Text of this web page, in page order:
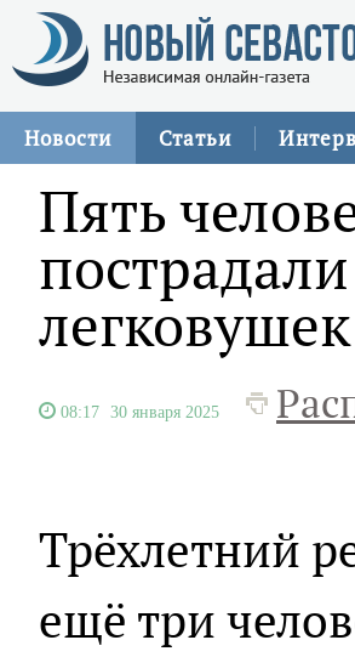
Новости Статьи
Пять
08:17 30 января 2025
Трёхлетний
ещё три